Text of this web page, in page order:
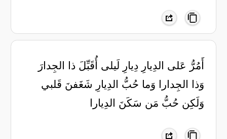
أَمُرُّ عَلى الدِيارِ دِيارِ لَيلى أُقَبِّلَ ذا الجِدارَ
وَذا الجِدارا وَما حُبُّ الدِيارِ شَغَفنَ قَلبي
وَلَكِن حُبُّ مَن سَكَنَ الدِيارا